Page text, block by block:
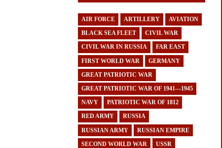
AIR FORCE ARTILLERY AVIATION
BLACK SEA FLEET CIVIL WAR
CIVIL WAR IN RUSSIA FAR EAST
FIRST WORLD WAR GERMANY
GREAT PATRIOTIC WAR
GREAT PATRIOTIC WAR OF 1941—1945
NAVY PATRIOTIC WAR OF 1812
RED ARMY RUSSIA
RUSSIAN ARMY RUSSIAN EMPIRE
SECOND WORLD WAR USSR